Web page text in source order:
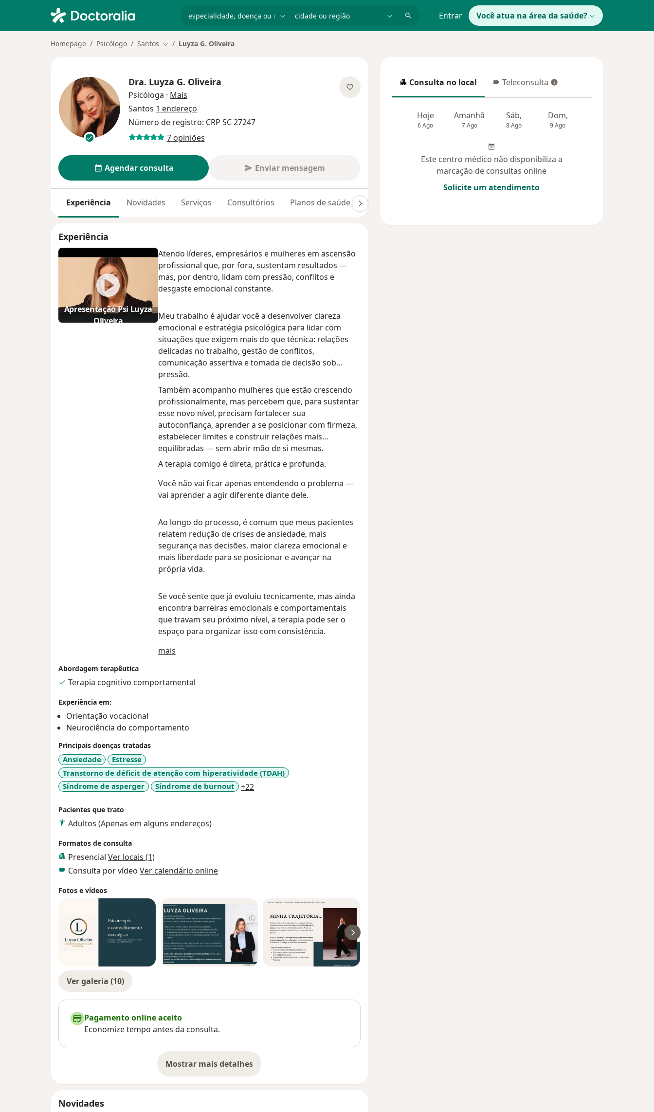
Entrar Você atua na área da saúde?
Homepage Psicólogo Santos Mudar de cidade
Luyza G. Oliveira
Dra. Luyza G. Oliveira
Psicóloga · Mais
Santos 1 endereço
Número de registro: CRP SC 27247
7 opiniões
Agendar consulta Enviar mensagem
Experiência Novidades Serviços Consultórios Planos de saúde Opiniões (7)
Experiência
Apresentação Psi Luyza
Oliveira
Atendo líderes, empresários e mulheres em ascensão
profissional que, por fora, sustentam resultados —
mas, por dentro, lidam com pressão, conflitos e
desgaste emocional constante.
Meu trabalho é ajudar você a desenvolver clareza
emocional e estratégia psicológica para lidar com
situações que exigem mais do que técnica: relações
delicadas no trabalho, gestão de conflitos,
comunicação assertiva e tomada de decisão sob
pressão.
Também acompanho mulheres que estão crescendo
profissionalmente, mas percebem que, para sustentar
esse novo nível, precisam fortalecer sua
autoconfiança, aprender a se posicionar com firmeza,
estabelecer limites e construir relações mais
equilibradas — sem abrir mão de si mesmas.
A terapia comigo é direta, prática e profunda.
Você não vai ficar apenas entendendo o problema —
vai aprender a agir diferente diante dele.
Ao longo do processo, é comum que meus pacientes
relatem redução de crises de ansiedade, mais
segurança nas decisões, maior clareza emocional e
mais liberdade para se posicionar e avançar na
própria vida.
Se você sente que já evoluiu tecnicamente, mas ainda
encontra barreiras emocionais e comportamentais
que travam seu próximo nível, a terapia pode ser o
espaço para organizar isso com consistência.
maisSobre mim
Abordagem terapêutica
Terapia cognitivo comportamental
Experiência em:
Orientação vocacional
Neurociência do comportamento
Principais doenças tratadas
Ansiedade
Estresse
Transtorno de déficit de atenção com hiperatividade (TDAH)
Síndrome de asperger
Síndrome de burnout +22
Pacientes que trato
Adultos (Apenas em alguns endereços)
Formatos de consulta
Presencial Ver locais (1)
Consulta por vídeo Ver calendário online
Fotos e vídeos
Ver galeria (10)
Pagamento online aceito
Economize tempo antes da consulta.
Mostrar mais detalhes
sobre a experiência
Novidades
Consulta no local
Consulta no local Teleconsulta
Teleconsulta
Hoje
6 Ago
Amanhã
7 Ago
Sáb,
8 Ago
Dom,
9 Ago
Este centro médico não disponibiliza a
marcação de consultas online
Solicite um atendimento